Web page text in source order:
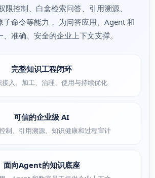
限控制、白盒检索问答、引用溯源、
子命令等能力， 为问答应用、Agent 和
准确、安全的企业上下文支撑。
完整知识工程闭环
接入、加工、治理、使用与持续优化
可信的企业级 AI
制、引用溯源、知识健康和过程审计
面向Agent的知识底座